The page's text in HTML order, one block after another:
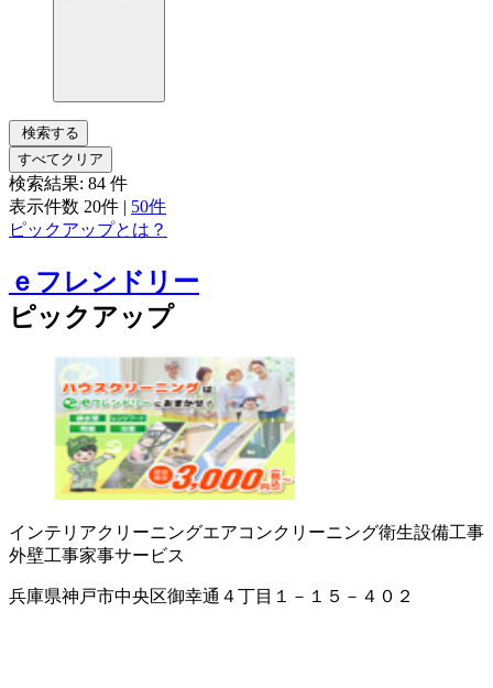
検索する
すべてクリア
検索結果: 84 件
表示件数 20件 | 50件
ピックアップとは？
ｅフレンドリー
ピックアップ
インテリアクリーニングエアコンクリーニング衛生設備工事
外壁工事家事サービス
兵庫県神戸市中央区御幸通４丁目１－１５－４０２